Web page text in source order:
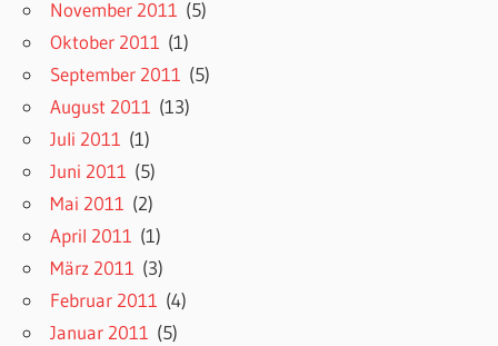
November 2011 (5)
Oktober 2011 (1)
September 2011 (5)
August 2011 (13)
Juli 2011 (1)
Juni 2011 (5)
Mai 2011 (2)
April 2011 (1)
März 2011 (3)
Februar 2011 (4)
Januar 2011 (5)